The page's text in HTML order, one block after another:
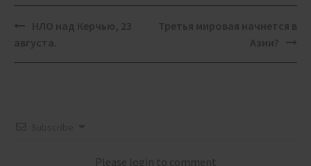
Post
navigation
НЛО над Керчью, 23
августа.
Третья мировая начнется в
Азии?
Please login to comment